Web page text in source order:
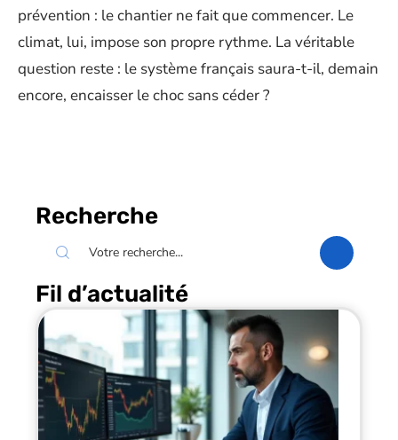
prévention : le chantier ne fait que commencer. Le
climat, lui, impose son propre rythme. La véritable
question reste : le système français saura-t-il, demain
encore, encaisser le choc sans céder ?
Recherche
Fil d’actualité